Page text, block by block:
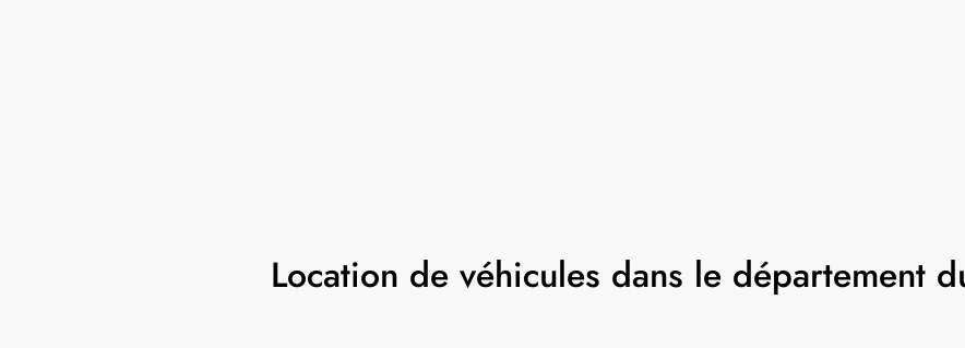
Location de véhicules dans le département